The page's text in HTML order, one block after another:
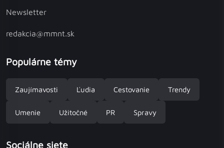
Newsletter
redakcia@mmnt.sk
Populárne témy
Zaujímavosti Ľudia Cestovanie Trendy
Umenie Užitočné PR Spravy
Sociálne siete